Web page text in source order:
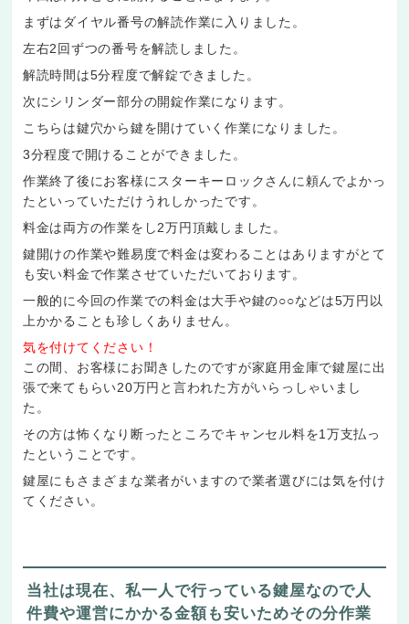
まずはダイヤル番号の解読作業に入りました。
左右2回ずつの番号を解読しました。
解読時間は5分程度で解錠できました。
次にシリンダー部分の開錠作業になります。
こちらは鍵穴から鍵を開けていく作業になりました。
3分程度で開けることができました。
作業終了後にお客様にスターキーロックさんに頼んでよかっ
たといっていただけうれしかったです。
料金は両方の作業をし2万円頂戴しました。
鍵開けの作業や難易度で料金は変わることはありますがとて
も安い料金で作業させていただいております。
一般的に今回の作業での料金は大手や鍵の○○などは5万円以
上かかることも珍しくありません。
気を付けてください！
この間、お客様にお聞きしたのですが家庭用金庫で鍵屋に出
張で来てもらい20万円と言われた方がいらっしゃいまし
た。
その方は怖くなり断ったところでキャンセル料を1万支払っ
たということです。
鍵屋にもさまざまな業者がいますので業者選びには気を付け
てください。
当社は現在、私一人で行っている鍵屋なので人
件費や運営にかかる金額も安いためその分作業